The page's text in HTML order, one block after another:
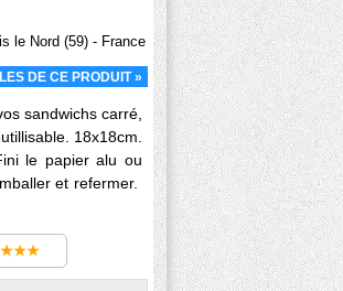
le Nord (59) - France
DE CE PRODUIT »
sandwichs carré,
18x18cm.
le papier alu ou
et refermer.